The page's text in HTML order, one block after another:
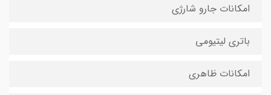
امکانات جارو شارژی
باتری لیتیومی
امکانات ظاهری